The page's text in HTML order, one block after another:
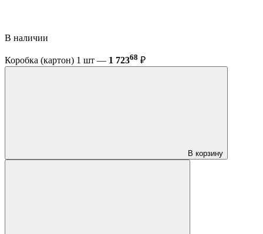
В наличии
Коробка (картон) 1 шт — 1 72368 ₽
В корзину